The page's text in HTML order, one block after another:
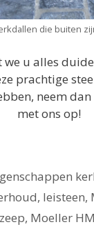
die buiten
we u alles
prachtige
neem
met ons op!
, leisteen,
, Moeller